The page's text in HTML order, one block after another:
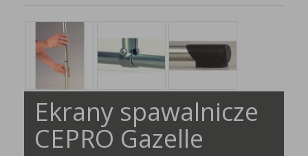
Ekrany spawalnicze
CEPRO Gazelle